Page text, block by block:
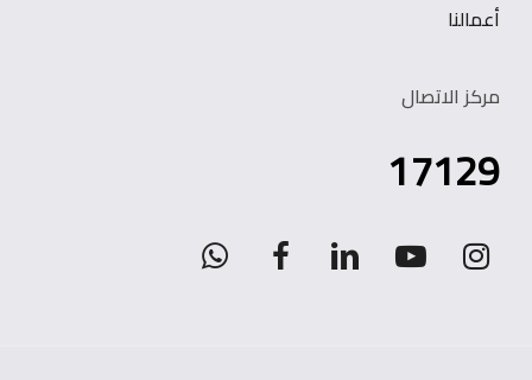
أعمالنا
مركز الاتصال
17129
WhatsAppfacebook linkedin youtubeinstagram